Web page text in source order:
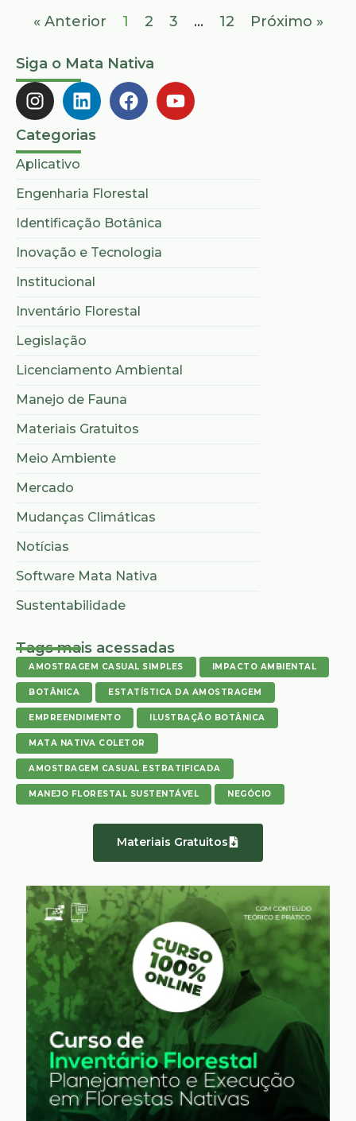
« Anterior 1 2 3 … 12 Próximo »
Siga o Mata Nativa
Categorias
Aplicativo
Engenharia Florestal
Identificação Botânica
Inovação e Tecnologia
Institucional
Inventário Florestal
Legislação
Licenciamento Ambiental
Manejo de Fauna
Materiais Gratuitos
Meio Ambiente
Mercado
Mudanças Climáticas
Notícias
Software Mata Nativa
Sustentabilidade
Tags mais acessadas
AMOSTRAGEM CASUAL SIMPLES IMPACTO AMBIENTAL
BOTÂNICA ESTATÍSTICA DA AMOSTRAGEM
EMPREENDIMENTO ILUSTRAÇÃO BOTÂNICA
MATA NATIVA COLETOR
AMOSTRAGEM CASUAL ESTRATIFICADA
MANEJO FLORESTAL SUSTENTÁVEL NEGÓCIO
Materiais Gratuitos